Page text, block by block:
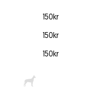
150kr
150kr
150kr